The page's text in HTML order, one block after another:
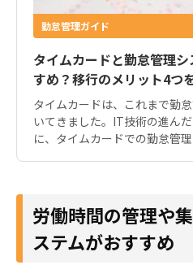
勤怠管理ガイド
タイムカードと勤怠管理
すめ？移行のメリット4つ
タイムカードは、これまで勤
いてきました。IT技術の進ん
に、タイムカードでの勤怠管
課題や、勤怠管理システムへ
す。勤怠管理の業務効率化を
してください。
労働時間の管理や
ステムがおすすめ